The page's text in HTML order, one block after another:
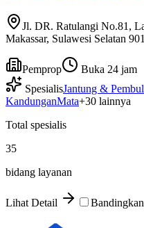
Jl. DR. Ratulangi No.81,
Makassar, Sulawesi Selatan
Pemprop
Buka 24 jam
SpesialisJantung &
KandunganMata+30 lainnya
Total spesialis
35
bidang layanan
Lihat Detail Bandingkan